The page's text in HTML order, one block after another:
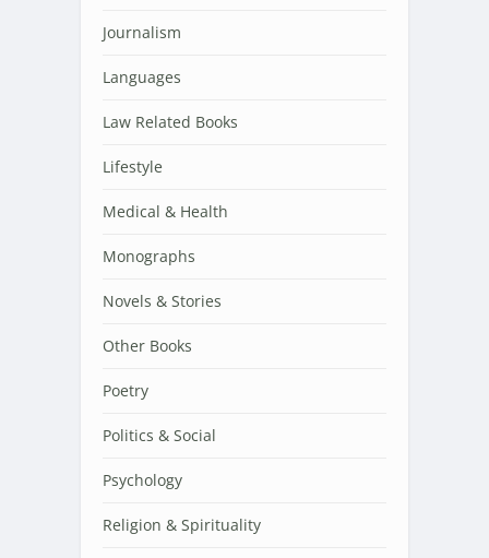
Journalism
Languages
Law Related Books
Lifestyle
Medical & Health
Monographs
Novels & Stories
Other Books
Poetry
Politics & Social
Psychology
Religion & Spirituality